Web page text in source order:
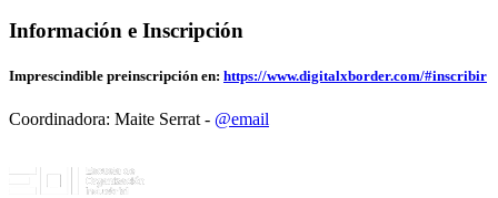
Información e Inscripción
Imprescindible preinscripción en: https://www.digitalxborder.com/#inscribir
Coordinadora: Maite Serrat - @email